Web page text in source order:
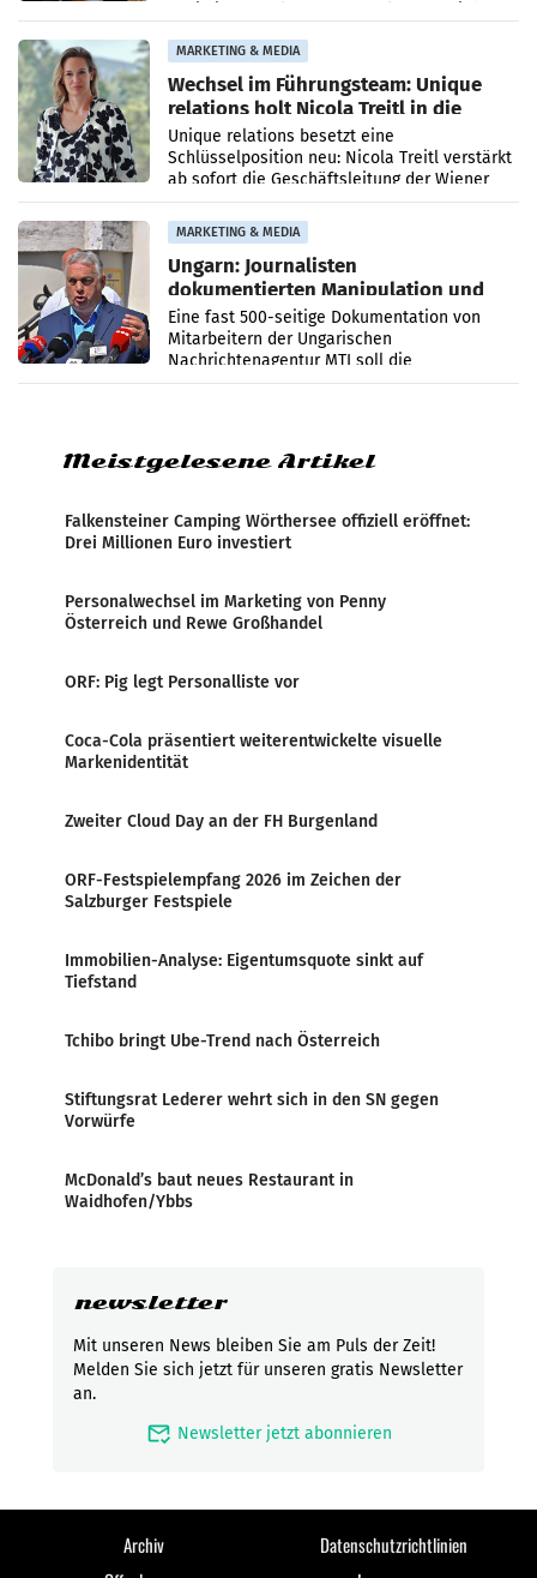
MARKETING & MEDIA
Wechsel im Führungsteam: Unique
relations holt Nicola Treitl in die
Geschäftsleitung
Unique relations besetzt eine
Schlüsselposition neu: Nicola Treitl verstärkt
ab sofort die Geschäftsleitung der Wiener
PR-Agentur an der Seite von Josef Kalina und
Anna Kalina-Mahr.
MARKETING & MEDIA
Ungarn: Journalisten
dokumentierten Manipulation und
Zensur
Eine fast 500-seitige Dokumentation von
Mitarbeitern der Ungarischen
Nachrichtenagentur MTI soll die
systematische Nachrichten-Manipulation und
Meistgelesene Artikel
Falkensteiner Camping Wörthersee offiziell eröffnet:
Drei Millionen Euro investiert
Personalwechsel im Marketing von Penny
Österreich und Rewe Großhandel
ORF: Pig legt Personalliste vor
Coca-Cola präsentiert weiterentwickelte visuelle
Markenidentität
Zweiter Cloud Day an der FH Burgenland
ORF-Festspielempfang 2026 im Zeichen der
Salzburger Festspiele
Immobilien-Analyse: Eigentumsquote sinkt auf
Tiefstand
Tchibo bringt Ube-Trend nach Österreich
Stiftungsrat Lederer wehrt sich in den SN gegen
Vorwürfe
McDonald’s baut neues Restaurant in
Waidhofen/Ybbs
newsletter
Mit unseren News bleiben Sie am Puls der Zeit!
Melden Sie sich jetzt für unseren gratis Newsletter
an.
mark_email_read Newsletter jetzt abonnieren
Archiv
Datenschutzrichtlinien